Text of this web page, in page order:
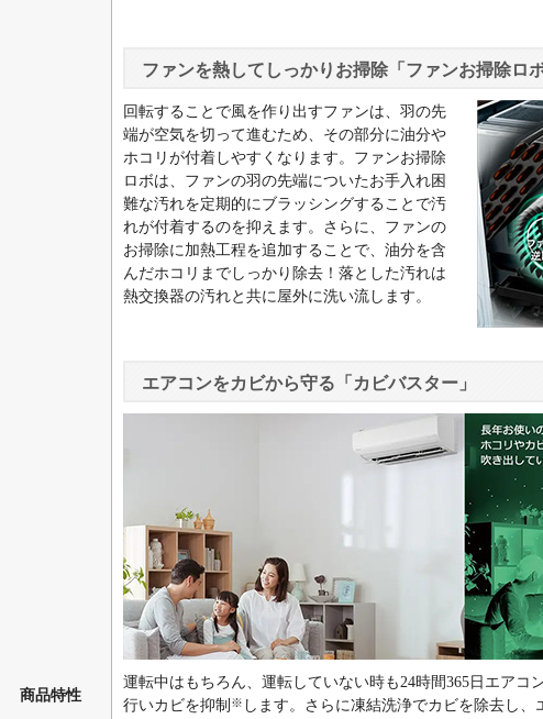
商品特性
ファンを熱してしっかりお掃除「ファンお掃除ロ
回転することで風を作り出すファンは、羽の先
端が空気を切って進むため、その部分に油分や
ホコリが付着しやすくなります。ファンお掃除
ロボは、ファンの羽の先端についたお手入れ困
難な汚れを定期的にブラッシングすることで汚
れが付着するのを抑えます。さらに、ファンの
お掃除に加熱工程を追加することで、油分を含
んだホコリまでしっかり除去！落とした汚れは
熱交換器の汚れと共に屋外に洗い流します。
エアコンをカビから守る「カビバスター」
運転中はもちろん、運転していない時も24時間365日エアコ
行いカビを抑制 ※ します。さらに凍結洗浄でカビを除去し